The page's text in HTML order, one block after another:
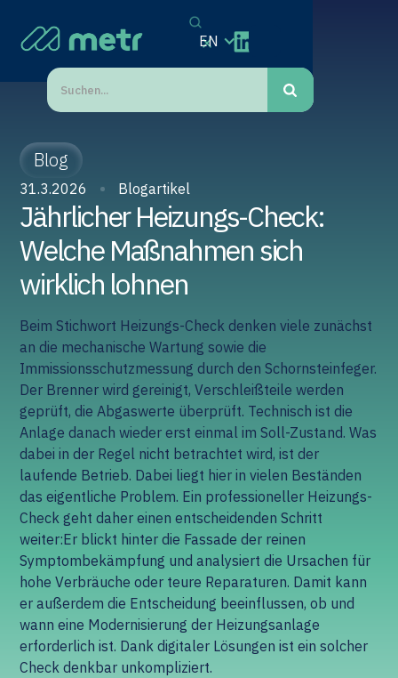
EN
Blog
31.3.2026 Blogartikel
Jährlicher Heizungs-Check:
Welche Maßnahmen sich
wirklich lohnen
Beim Stichwort Heizungs-Check denken viele zunächst
an die mechanische Wartung sowie die
Immissionsschutzmessung durch den Schornsteinfeger.
Der Brenner wird gereinigt, Verschleißteile werden
geprüft, die Abgaswerte überprüft. Technisch ist die
Anlage danach wieder erst einmal im Soll-Zustand. Was
dabei in der Regel nicht betrachtet wird, ist der
laufende Betrieb. Dabei liegt hier in vielen Beständen
das eigentliche Problem. Ein professioneller Heizungs-
Check geht daher einen entscheidenden Schritt
weiter:Er blickt hinter die Fassade der reinen
Symptombekämpfung und analysiert die Ursachen für
hohe Verbräuche oder teure Reparaturen. Damit kann
er außerdem die Entscheidung beeinflussen, ob und
wann eine Modernisierung der Heizungsanlage
erforderlich ist. Dank digitaler Lösungen ist ein solcher
Check denkbar unkompliziert.‍